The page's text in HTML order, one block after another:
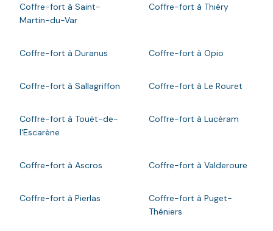
Coffre-fort à Saint-
Martin-du-Var
Coffre-fort à Thiéry
Coffre-fort à Duranus Coffre-fort à Opio
Coffre-fort à Sallagriffon Coffre-fort à Le Rouret
Coffre-fort à Touët-de-
l'Escarène
Coffre-fort à Lucéram
Coffre-fort à Ascros Coffre-fort à Valderoure
Coffre-fort à Pierlas
Coffre-fort à Puget-
Théniers